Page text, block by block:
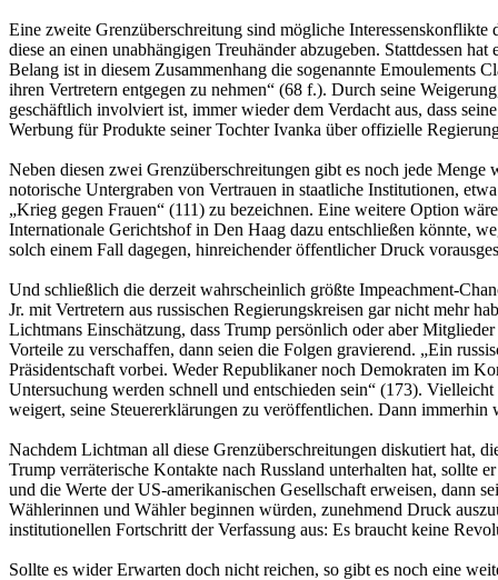
Eine zweite Grenzüberschreitung sind mögliche
diese an einen unabhängigen Treuhänder abzugeben. Stattdessen
Belang ist in diesem Zusammenhang die sogenannte Emoulements
ihren Vertretern entgegen zu nehmen“ (68 f.). Durch seine
geschäftlich involviert ist, immer wieder dem Verdacht aus, dass
Werbung für Produkte seiner Tochter Ivanka über offizielle
Neben diesen zwei Grenzüberschreitungen gibt es noch jede
notorische Untergraben von Vertrauen in staatliche Institutionen,
„Krieg gegen Frauen“ (111) zu bezeichnen. Eine weitere Option
Internationale Gerichtshof in Den Haag dazu entschließen könnte,
solch einem Fall dagegen, hinreichender öffentlicher Druck
Und schließlich die derzeit wahrscheinlich größte Impeachment-
Jr. mit Vertretern aus russischen Regierungskreisen gar nicht mehr
Lichtmans Einschätzung, dass Trump persönlich oder aber
Vorteile zu verschaffen, dann seien die Folgen gravierend. „Ein
Präsidentschaft vorbei. Weder Republikaner noch Demokraten im
Untersuchung werden schnell und entschieden sein“ (173).
weigert, seine Steuererklärungen zu veröffentlichen. Dann immerhin
Nachdem Lichtman all diese Grenzüberschreitungen diskutiert hat,
Trump verräterische Kontakte nach Russland unterhalten hat, sollte
und die Werte der US-amerikanischen Gesellschaft erweisen, dann
Wählerinnen und Wähler beginnen würden, zunehmend Druck
institutionellen Fortschritt der Verfassung aus: Es braucht keine
Sollte es wider Erwarten doch nicht reichen, so gibt es noch eine